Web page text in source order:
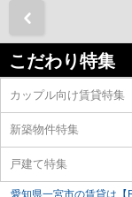
こだわり特集
カップル向け賃貸特集
新築物件特集
戸建て特集